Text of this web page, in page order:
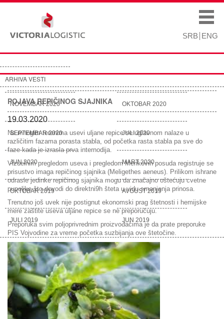
SRB ENG
Main menu
POJAVA REPIČINOG SJAJNIKA
19.03.2020
Na mnogim terenima usevi uljane repice se uglavnom nalaze u
različitim fazama porasta stabla, od početka rasta stabla pa sve do
faze kada je izrasla prva internodija.
Vizuelnim pregledom useva i pregledom Merikovih posuda registruje se
prisustvo imaga repičinog sjajnika (Meligethes aeneus). Prilikom ishrane
odrasle jedinke repičinog sjajnika mogu da značajno oštećuju cvetne
pupoljke što dovodi do direktni9h šteta u vidu smanjenja prinosa.
Trenutno još uvek nije postignut ekonomski prag štetnosti i hemijske
mere zaštite useva uljane repice se ne preporučuju.
Preporuka svim poljoprivrednim proizvođačima je da prate preporuke
PIS Vojvodine za vreme početka suzbijanja ove štetočine.
ARHIVA VESTI
NOVEMBAR 2020 OKTOBAR 2020
SEPTEMBAR 2020 JULI 2020
JUN 2020 MART 2020
OKTOBAR 2019 AVGUST 2019
JULI 2019 JUN 2019